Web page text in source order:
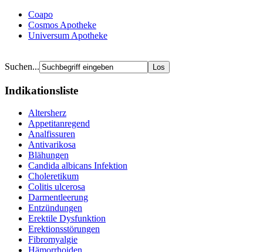
Coapo
Cosmos Apotheke
Universum Apotheke
Suchen...
Indikationsliste
Altersherz
Appetitanregend
Analfissuren
Antivarikosa
Blähungen
Candida albicans Infektion
Choleretikum
Colitis ulcerosa
Darmentleerung
Entzündungen
Erektile Dysfunktion
Erektionsstörungen
Fibromyalgie